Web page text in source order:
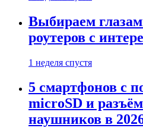
Выбираем
роутеров с
1 неделя спустя
5 смартфонов с
microSD и
наушников в